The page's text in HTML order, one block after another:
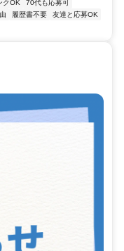
クOK
70代も応募可
履歴書不要
友達と応募OK